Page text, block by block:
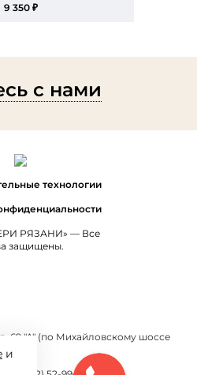
9 350 ₽
с нами
технологии
РЯЗАНИ» — Все
защищены.
69 "А" (по Михайловскому шоссе
и